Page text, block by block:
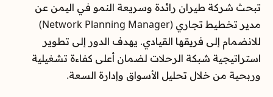
تبحث شركة طيران رائدة وسريعة النمو في اليمن عن
مدير تخطيط تجاري (Network Planning Manager)
للانضمام إلى فريقها القيادي. يهدف الدور إلى تطوير
استراتيجية شبكة الرحلات لضمان أعلى كفاءة تشغيلية
وربحية من خلال تحليل الأسواق وإدارة السعة.